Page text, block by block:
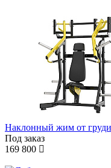
Наклонный жим от
Под заказ
169 800